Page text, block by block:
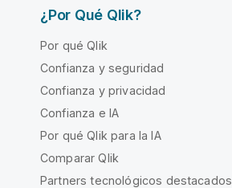
¿Por Qué Qlik?
Por qué Qlik
Confianza y seguridad
Confianza y privacidad
Confianza e IA
Por qué Qlik para la IA
Comparar Qlik
Partners tecnológicos destacados